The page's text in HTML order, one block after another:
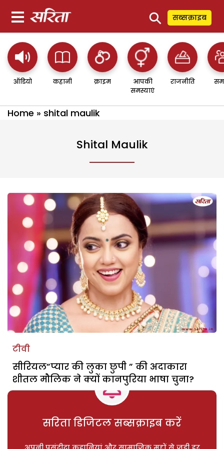
⚲ सब्सक्राइब
ऑडियो कहानी क्राइम
आपकी
समस्याएं
राजनीति
Home » shital maulik
Shital Maulik
टीवी
सीरियल”प्यार की लुका छुपी ” की अदाकारा
शीतल मौलिक ने क्यों कानपुरिया भाषा चुना?
सरिता डिजिटल सब्सक्राइब करें